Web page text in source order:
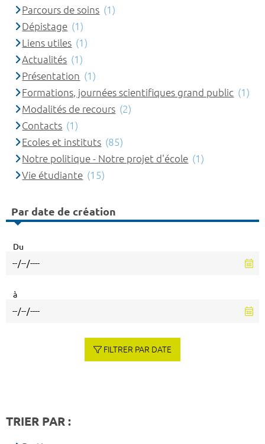
Parcours de soins (1)
Dépistage (1)
Liens utiles (1)
Actualités (1)
Présentation (1)
Formations, journées scientifiques grand public (1)
Modalités de recours (2)
Contacts (1)
Ecoles et instituts (85)
Notre politique - Notre projet d'école (1)
Vie étudiante (15)
Par date de création
Du
à
FILTRER PAR DATE
TRIER PAR :